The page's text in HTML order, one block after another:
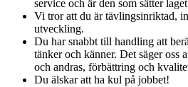
service och är den som sätter
Vi tror att du är tävlingsinriktad,
utveckling.
Du har snabbt till handling att
tänker och känner. Det säger oss
och andras, förbättring och
Du älskar att ha kul på jobbet!